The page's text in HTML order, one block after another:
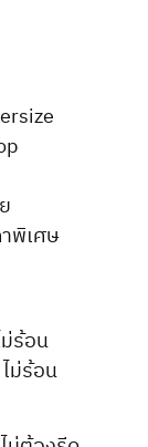
พิเศษ
ร้อน
ม่ร้อน